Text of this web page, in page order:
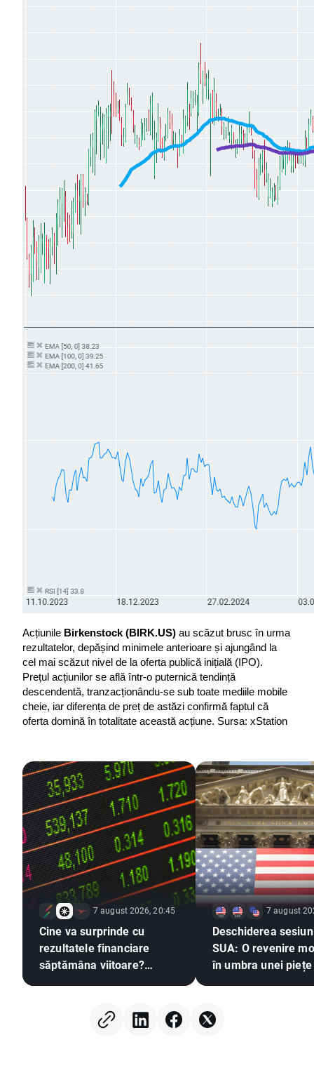
Acțiunile Birkenstock (BIRK.US) au scăzut brusc în urma
rezultatelor, depășind minimele anterioare și ajungând la
cel mai scăzut nivel de la oferta publică inițială (IPO).
Prețul acțiunilor se află într-o puternică tendință
descendentă, tranzacționându-se sub toate mediile mobile
cheie, iar diferența de preț de astăzi confirmă faptul că
oferta domină în totalitate această acțiune. Sursa: xStation
7 august 2026, 20:45
Cine va surprinde cu
rezultatele financiare
săptămâna viitoare?
7 august
Deschiderea
SUA: O revenire
în umbra unei piețe